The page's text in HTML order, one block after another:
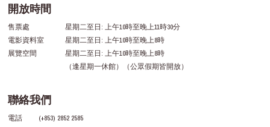
開放時間
售票處
星期二至日: 上午10時至晚上11時30分
電影資料室
星期二至日: 上午10時至晚上8時
展覽空間
星期二至日: 上午10時至晚上8時
（逢星期一休館）（公眾假期皆開放）
聯絡我們
電話
(+853) 2852 2585